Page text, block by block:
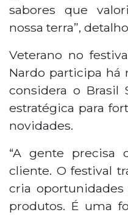
sabores que
nossa terra”,
Veterano no
Nardo participa há
considera o Brasil
estratégica para
novidades.
“A gente precisa
cliente. O festival
cria oportunidades
produtos. É uma